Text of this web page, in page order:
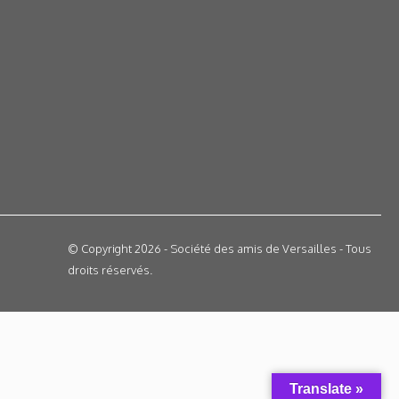
© Copyright 2026 - Société des amis de Versailles - Tous
droits réservés.
Translate »